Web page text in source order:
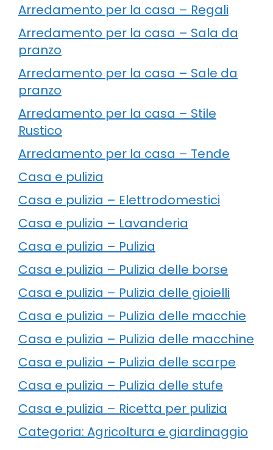
Arredamento per la casa – Regali
Arredamento per la casa – Sala da
pranzo
Arredamento per la casa – Sale da
pranzo
Arredamento per la casa – Stile
Rustico
Arredamento per la casa – Tende
Casa e pulizia
Casa e pulizia – Elettrodomestici
Casa e pulizia – Lavanderia
Casa e pulizia – Pulizia
Casa e pulizia – Pulizia delle borse
Casa e pulizia – Pulizia delle gioielli
Casa e pulizia – Pulizia delle macchie
Casa e pulizia – Pulizia delle macchine
Casa e pulizia – Pulizia delle scarpe
Casa e pulizia – Pulizia delle stufe
Casa e pulizia – Ricetta per pulizia
Categoria: Agricoltura e giardinaggio